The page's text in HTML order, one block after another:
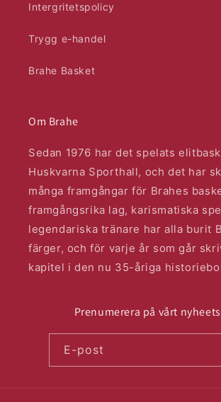
Intergritetspolicy
Trygg e-handel
Brahe Basket
Om Brahe
Sedan 1976 har det spelats
Huskvarna Sporthall, och det har
många framgångar för Brahes
framgångsrika lag, karismatiska
legendariska tränare har alla burit
färger, och för varje år som går
kapitel i den nu 35-åriga
Prenumerera på vårt
E-post